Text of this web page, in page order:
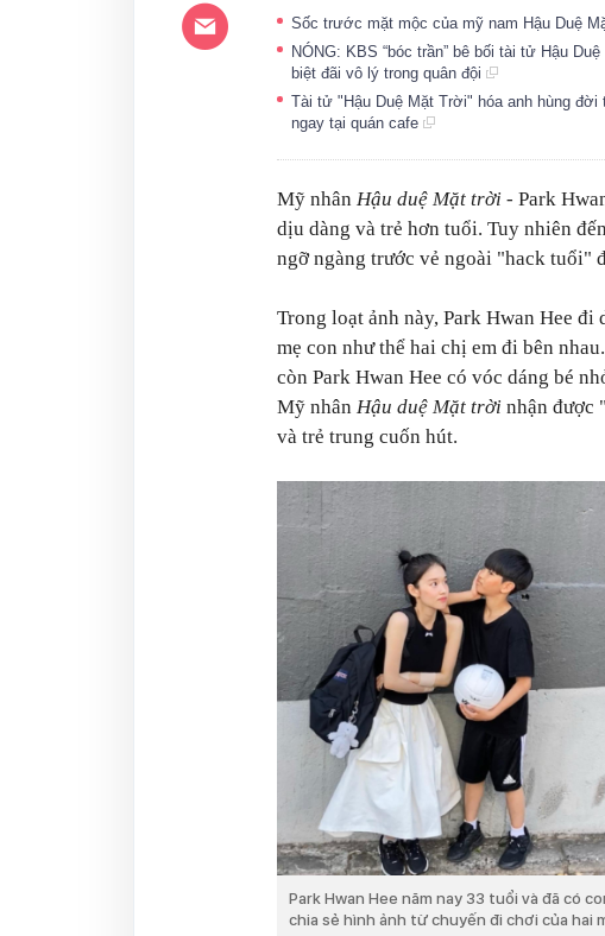
Sốc trước mặt mộc của mỹ nam Hậu Duệ
NÓNG: KBS “bóc trần” bê bối tài tử Hậu
biệt đãi vô lý trong quân đội
Tài tử "Hậu Duệ Mặt Trời" hóa anh hùng
ngay tại quán cafe
Mỹ nhân Hậu duệ Mặt trời - Park
dịu dàng và trẻ hơn tuổi. Tuy nhiên
ngỡ ngàng trước vẻ ngoài "hack tuổi"
Trong loạt ảnh này, Park Hwan Hee
mẹ con như thể hai chị em đi bên
còn Park Hwan Hee có vóc dáng bé
Mỹ nhân Hậu duệ Mặt trời nhận được
và trẻ trung cuốn hút.
Park Hwan Hee năm nay 33 tuổi và đã có
chia sẻ hình ảnh từ chuyến đi chơi của hai